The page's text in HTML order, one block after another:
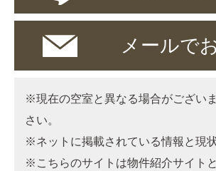
メールで
※現在の空室と異なる場合がござい
さい。
※ネットに掲載されている情報と現
※こちらのサイトは物件紹介サイト